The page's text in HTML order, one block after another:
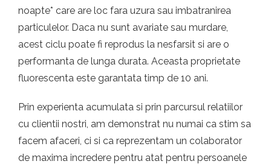
noapte* care are loc fara uzura sau imbatranirea
particulelor. Daca nu sunt avariate sau murdare,
acest ciclu poate fi reprodus la nesfarsit si are o
performanta de lunga durata. Aceasta proprietate
fluorescenta este garantata timp de 10 ani.
Prin experienta acumulata si prin parcursul relatiilor
cu clientii nostri, am demonstrat nu numai ca stim sa
facem afaceri, ci si ca reprezentam un colaborator
de maxima incredere pentru atat pentru persoanele